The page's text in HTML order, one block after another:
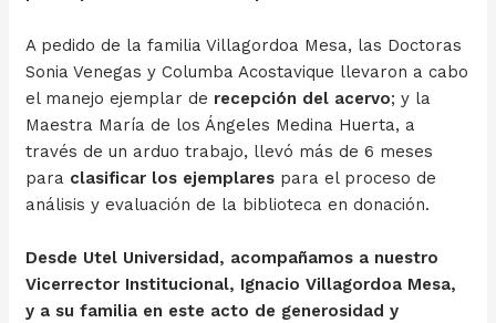
A pedido de la familia Villagordoa Mesa, las Doctoras
Sonia Venegas y Columba Acostavique llevaron a cabo
el manejo ejemplar de recepción del acervo; y la
Maestra María de los Ángeles Medina Huerta, a
través de un arduo trabajo, llevó más de 6 meses
para clasificar los ejemplares para el proceso de
análisis y evaluación de la biblioteca en donación.
Desde Utel Universidad, acompañamos a nuestro
Vicerrector Institucional, Ignacio Villagordoa Mesa,
y a su familia en este acto de generosidad y